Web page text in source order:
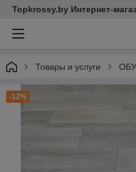
Topkrossy.by Интернет-
Товары и услуги
-12%